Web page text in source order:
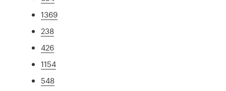
1369
238
426
1154
548